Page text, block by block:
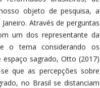
objeto de pesquisa, a
Através de perguntas
um dos representante da
o tema considerando os
sagrado, Otto (2017)
que as percepções sobre
no Brasil se distanciam